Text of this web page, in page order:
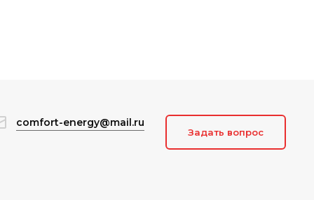
comfort-energy@mail.ru
Задать вопрос